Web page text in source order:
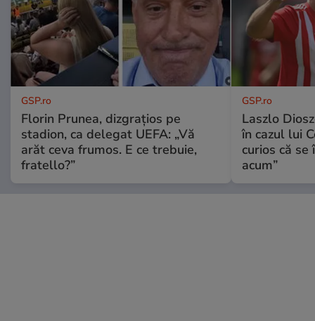
GSP.ro
Florin Prunea, dizgrațios pe
stadion, ca delegat UEFA: „Vă
arăt ceva frumos. E ce trebuie,
fratello?”
GSP.ro
Laszlo
în cazul lui
curios că
acum”